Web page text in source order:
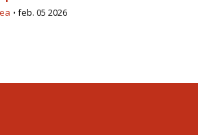
feb. 05 2026